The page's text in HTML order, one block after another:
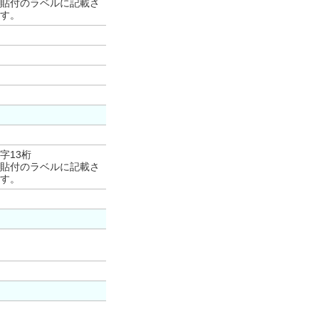
付のラベルに記載さ
。
13桁
付のラベルに記載さ
。